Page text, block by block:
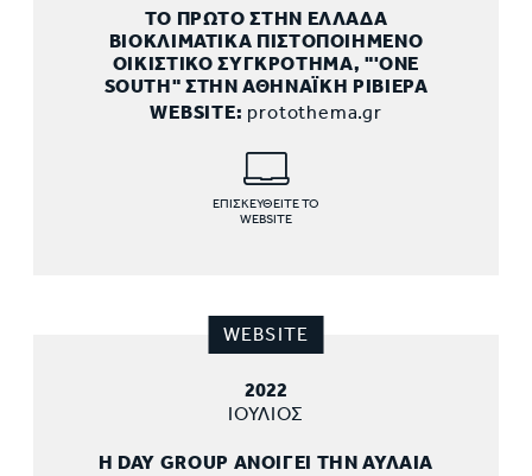
ΤΟ ΠΡΩΤΟ ΣΤΗΝ ΕΛΛΑΔΑ
ΒΙΟΚΛΙΜΑΤΙΚΑ ΠΙΣΤΟΠΟΙΗΜΕΝΟ
ΟΙΚΙΣΤΙΚΟ ΣΥΓΚΡΟΤΗΜΑ, "'ONE
SOUTH" ΣΤΗΝ ΑΘΗΝΑΪΚΗ ΡΙΒΙΕΡΑ
WEBSITE: protothema.gr
ΕΠΙΣΚΕΥΘΕΙΤΕ ΤΟ
WEBSITE
WEBSITE
2022
ΙΟΥΛΙΟΣ
H DAY GROUP ΑΝΟΙΓΕΙ ΤΗΝ ΑΥΛΑΙΑ